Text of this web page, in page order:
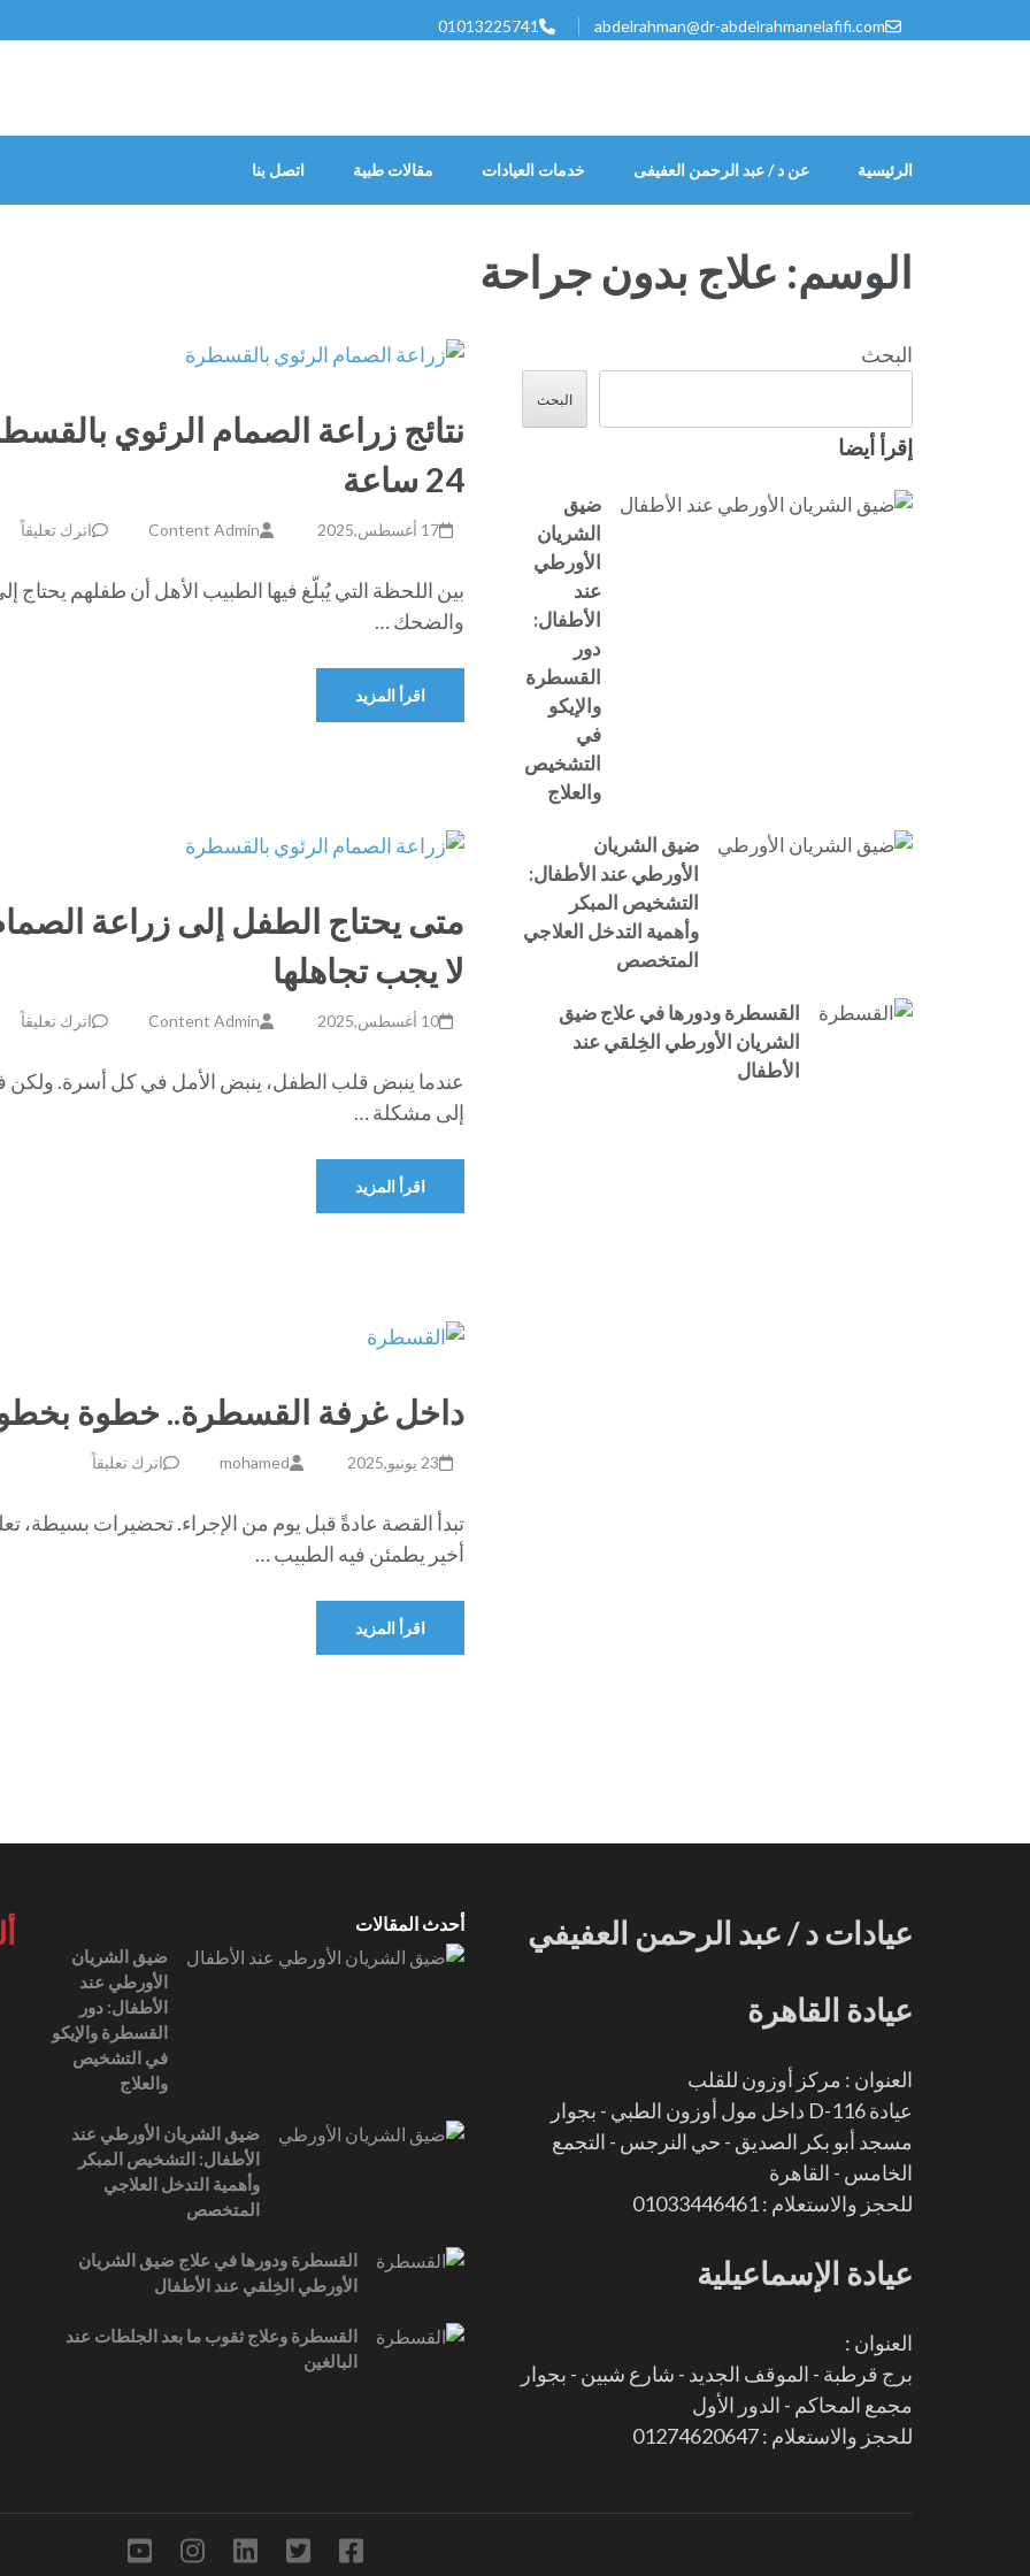
إلى
Enter)
abdelrahman@dr-abdelrahmanelafifi.com
01013225741
الرئيسية عن د / عبد الرحمن العفيفى خدمات العيادات مقالات طبية اتصل بنا
الوسم: علاج بدون جراحة
نتائج زراعة الصمام الرئوي
24 ساعة
17 أغسطس,2025 Content Admin اترك تعليقاً
بين اللحظة التي يُبلّغ فيها الطبيب الأهل أن طفلهم
والضحك …
اقرأ المزيد
متى يحتاج الطفل إلى زراعة
لا يجب تجاهلها
10 أغسطس,2025 Content Admin اترك تعليقاً
عندما ينبض قلب الطفل، ينبض الأمل في كل أسرة. ولكن
إلى مشكلة …
اقرأ المزيد
داخل غرفة القسطرة.. خطوة
23 يونيو,2025 mohamed اترك تعليقاً
تبدأ القصة عادةً قبل يوم من الإجراء. تحضيرات بسيطة،
أخير يطمئن فيه الطبيب …
اقرأ المزيد
البحث
البحث
إقرأ أيضا
ضيق
الشريان
الأورطي
عند
الأطفال:
دور
القسطرة
والإيكو
في
التشخيص
والعلاج
ضيق الشريان
الأورطي عند الأطفال:
التشخيص المبكر
وأهمية التدخل العلاجي
المتخصص
القسطرة ودورها في علاج ضيق
الشريان الأورطي الخِلقي عند
الأطفال
عيادات د / عبد الرحمن العفيفي
عيادة القاهرة
العنوان : مركز أوزون للقلب
عيادة D-116 داخل مول أوزون الطبي - بجوار
مسجد أبو بكر الصديق - حي النرجس - التجمع
الخامس - القاهرة
للحجز والاستعلام : 01033446461
عيادة الإسماعيلية
العنوان :
برج قرطبة - الموقف الجديد - شارع شبين - بجوار
مجمع المحاكم - الدور الأول
للحجز والاستعلام : 01274620647
أحدث المقالات
ضيق الشريان
الأورطي عند
الأطفال: دور
القسطرة والإيكو
في التشخيص
والعلاج
ضيق الشريان الأورطي عند
الأطفال: التشخيص المبكر
وأهمية التدخل العلاجي
المتخصص
القسطرة ودورها في علاج ضيق الشريان
الأورطي الخِلقي عند الأطفال
القسطرة وعلاج ثقوب ما بعد الجلطات عند
البالغين